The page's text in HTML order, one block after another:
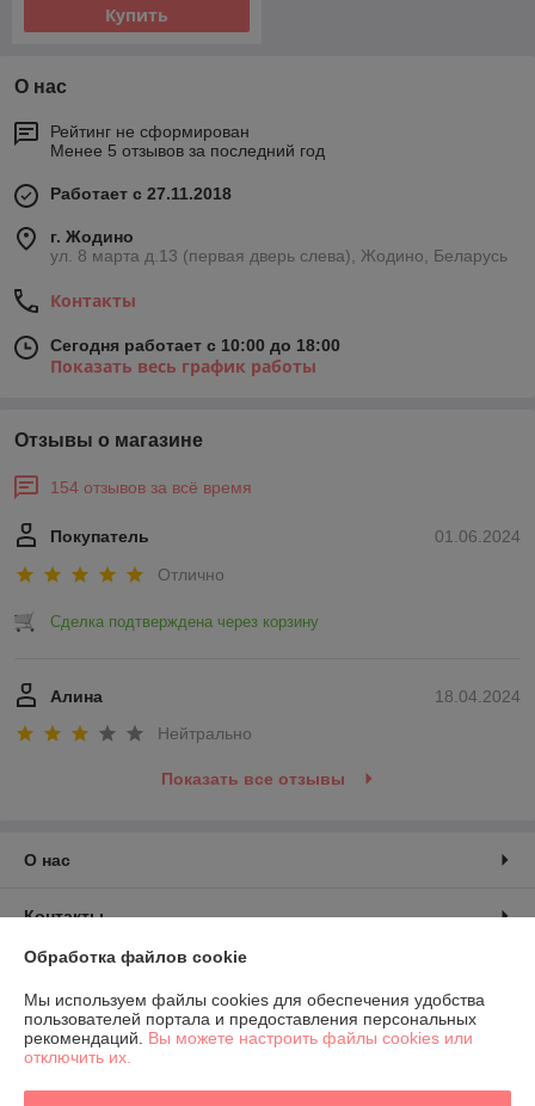
Купить
О нас
Рейтинг не сформирован
Менее 5 отзывов за последний год
Работает с 27.11.2018
г. Жодино
ул. 8 марта д.13 (первая дверь слева), Жодино, Беларусь
Контакты
Сегодня работает с 10:00 до 18:00
Показать весь график работы
Отзывы о магазине
154 отзывов за всё время
01.06.2024
Покупатель
Отлично
Сделка подтверждена через корзину
18.04.2024
Алина
Нейтрально
Показать все отзывы
О нас
Контакты
Доставка и оплата
График работы
Обработка файлов cookie
Мы используем файлы cookies для обеспечения удобства
пользователей портала и предоставления персональных
рекомендаций. Вы можете настроить файлы cookies или
отключить их.